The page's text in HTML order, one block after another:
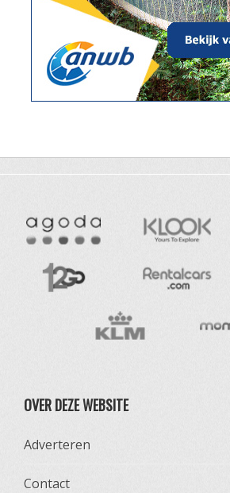
OVER DEZE WEBSITE
Adverteren
Contact